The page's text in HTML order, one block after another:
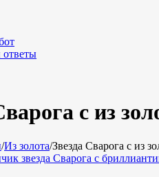
с из
/Из золота/Звезда Сварога с из